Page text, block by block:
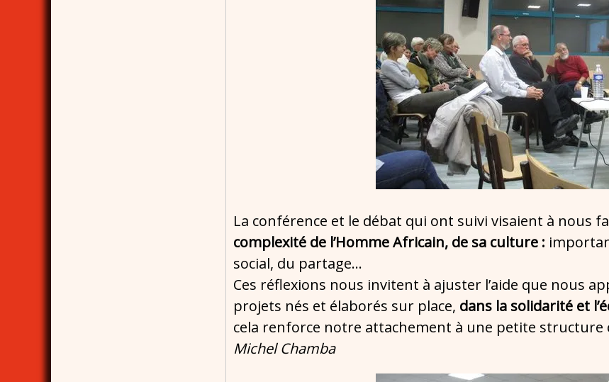
La conférence et le débat qui ont suivi visaient à nous
complexité de l’Homme Africain, de sa culture :
social, du partage…
Ces réflexions nous invitent à ajuster l’aide que nous
projets nés et élaborés sur place, dans la solidarité et
cela renforce notre attachement à une petite structure
Michel Chamba